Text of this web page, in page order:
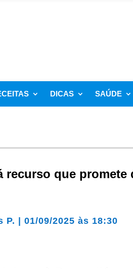
DICAS SAÚDE
recurso que promete
P. |01/09/2025 às 18:30